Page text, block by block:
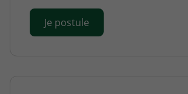
Je postule